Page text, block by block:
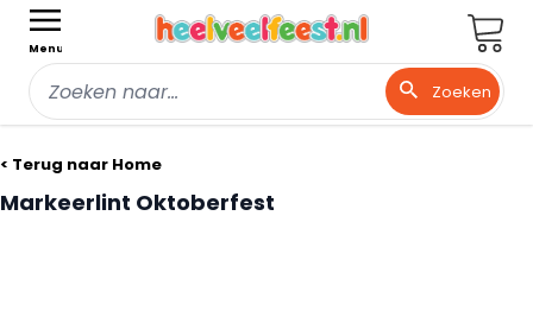
Menu
Zoeken
< Terug naar Home
Markeerlint Oktoberfest